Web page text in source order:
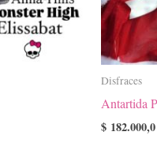
pueden
elegir
Disfraces
Antartida
$ 182.000,0